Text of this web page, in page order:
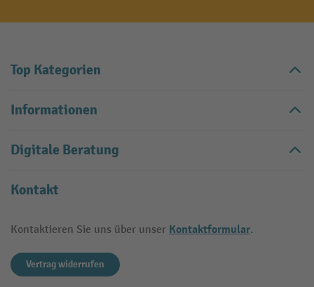
Top Kategorien
Informationen
Digitale Beratung
Kontakt
Kontaktieren Sie uns über unser Kontaktformular.
Vertrag widerrufen